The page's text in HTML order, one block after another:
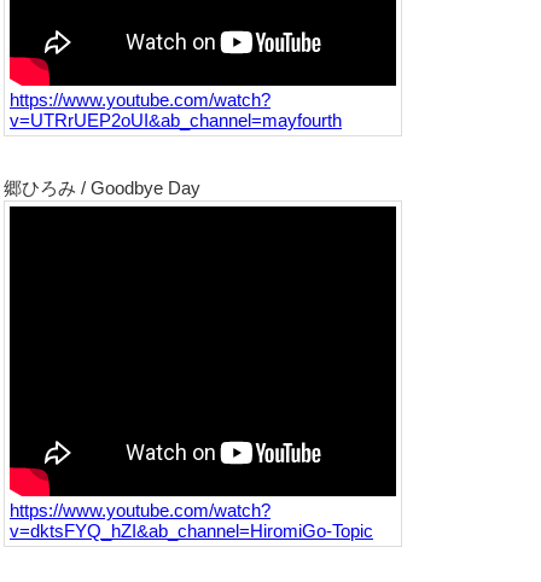
https://www.youtube.com/watch?
v=UTRrUEP2oUI&ab_channel=mayfourth
郷ひろみ / Goodbye Day
https://www.youtube.com/watch?
v=dktsFYQ_hZI&ab_channel=HiromiGo-Topic